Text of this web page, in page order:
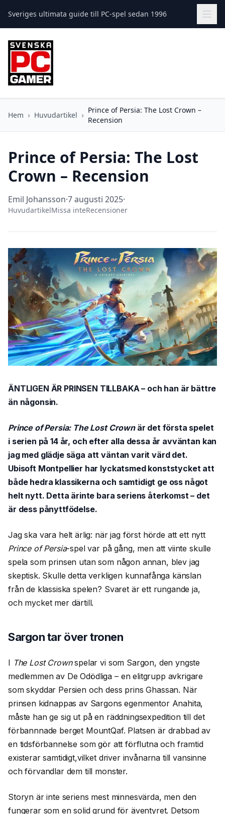
Sveriges ultimata guide till PC-spel sedan 1996
Hem › Huvudartikel ›
Prince of Persia: The Lost Crown –
Recension
Prince of Persia: The Lost
Crown – Recension
Emil Johansson·7 augusti 2025·
HuvudartikelMissa inteRecensioner
ÄNTLIGEN ÄR PRINSEN TILLBAKA – och han är bättre
än någonsin.
Prince of Persia: The Lost Crown är det första spelet
i serien på 14 år, och efter alla dessa år avväntan kan
jag med glädje säga att väntan varit värd det.
Ubisoft Montpellier har lyckatsmed konststycket att
både hedra klassikerna och samtidigt ge oss något
helt nytt. Detta ärinte bara seriens återkomst – det
är dess pånyttfödelse.
Jag ska vara helt ärlig: när jag först hörde att ett nytt
Prince of Persia-spel var på gång, men att viinte skulle
spela som prinsen utan som någon annan, blev jag
skeptisk. Skulle detta verkligen kunnafånga känslan
från de klassiska spelen? Svaret är ett rungande ja,
och mycket mer därtill.
Sargon tar över tronen
I The Lost Crownspelar vi som Sargon, den yngste
medlemmen av De Odödliga – en elitgrupp avkrigare
som skyddar Persien och dess prins Ghassan. När
prinsen kidnappas av Sargons egenmentor Anahita,
måste han ge sig ut på en räddningsexpedition till det
förbannnade berget MountQaf. Platsen är drabbad av
en tidsförbannelse som gör att förflutna och framtid
existerar samtidigt,vilket driver invånarna till vansinne
och förvandlar dem till monster.
Storyn är inte seriens mest minnesvärda, men den
fungerar som en solid grund för äventyret. Detsom